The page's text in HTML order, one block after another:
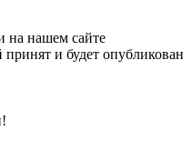
на нашем сайте
и будет опубликован